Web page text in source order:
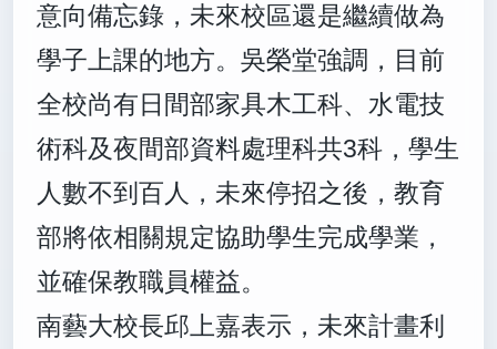
意向備忘錄，未來校區還是繼續做為
學子上課的地方。吳榮堂強調，目前
全校尚有日間部家具木工科、水電技
術科及夜間部資料處理科共3科，學生
人數不到百人，未來停招之後，教育
部將依相關規定協助學生完成學業，
並確保教職員權益。
南藝大校長邱上嘉表示，未來計畫利